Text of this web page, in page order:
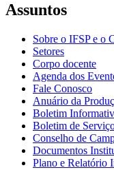
Assuntos
Sobre o IFSP e o
Setores
Corpo docente
Agenda dos
Fale Conosco
Anuário da
Boletim
Boletim de
Conselho de
Documentos
Plano e Relatório